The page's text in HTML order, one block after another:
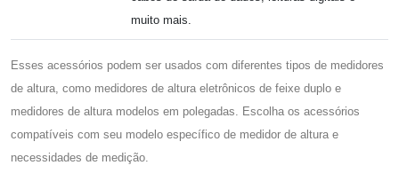
muito mais.
Esses acessórios podem ser usados ​​com diferentes tipos de medidores
de altura, como medidores de altura eletrônicos de feixe duplo e
medidores de altura modelos em polegadas. Escolha os acessórios
compatíveis com seu modelo específico de medidor de altura e
necessidades de medição.